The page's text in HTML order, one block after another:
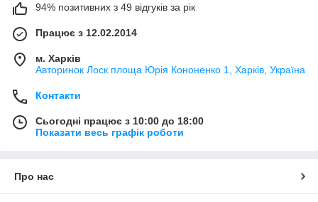
94% позитивних з 49 відгуків за рік
Працює з 12.02.2014
м. Харків
Авторинок Лоск площа Юрія Кононенко 1, Харків, Україна
Контакти
Сьогодні працює з 10:00 до 18:00
Показати весь графік роботи
Про нас